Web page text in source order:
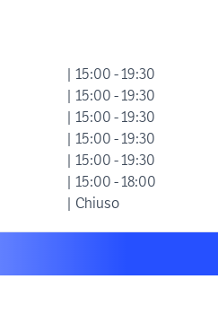
| 15:00 - 19:30
| 15:00 - 19:30
| 15:00 - 19:30
| 15:00 - 19:30
| 15:00 - 19:30
| 15:00 - 18:00
| Chiuso